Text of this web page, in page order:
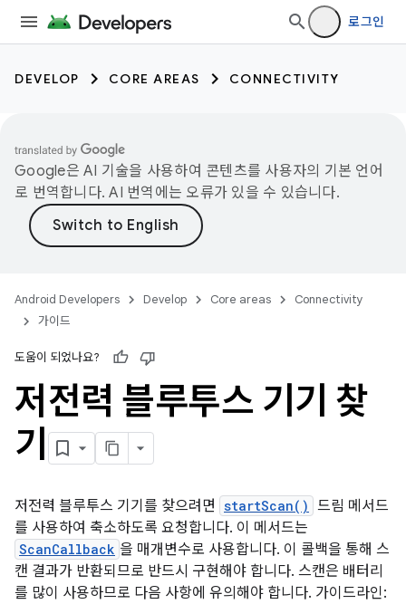
로그인
DEVELOP CORE AREAS CONNECTIVITY
Google은 AI 기술을 사용하여 콘텐츠를 사용자의 기본 언어
로 번역합니다. AI 번역에는 오류가 있을 수 있습니다.
Android Developers Develop Core areas
Connectivity
가이드
도움이 되었나요?
저전력 블루투스 기기 찾
기
저전력 블루투스 기기를 찾으려면 startScan() 드림 메서드
를 사용하여 축소하도록 요청합니다. 이 메서드는
ScanCallback 을 매개변수로 사용합니다. 이 콜백을 통해 스
캔 결과가 반환되므로 반드시 구현해야 합니다. 스캔은 배터리
를 많이 사용하므로 다음 사항에 유의해야 합니다. 가이드라인: